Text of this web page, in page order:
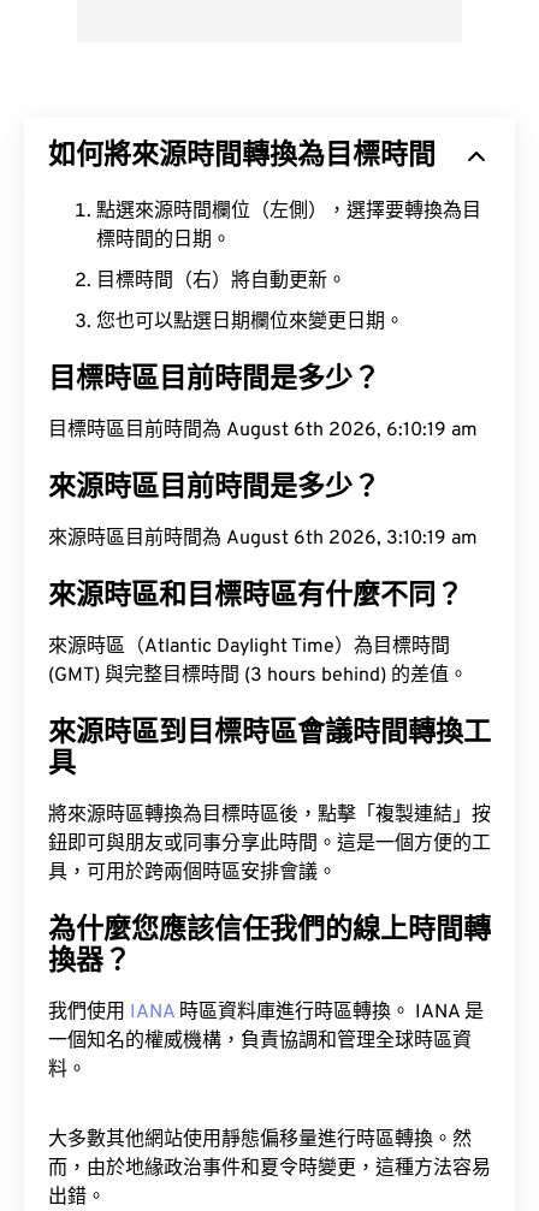
如何將來源時間轉換為目標時間
點選來源時間欄位（左側），選擇要轉換為目
標時間的日期。
目標時間（右）將自動更新。
您也可以點選日期欄位來變更日期。
目標時區目前時間是多少？
目標時區目前時間為 August 6th 2026, 6:10:20 am
來源時區目前時間是多少？
來源時區目前時間為 August 6th 2026, 3:10:20 am
來源時區和目標時區有什麼不同？
來源時區（Atlantic Daylight Time）為目標時間
(GMT) 與完整目標時間 (3 hours behind) 的差值。
來源時區到目標時區會議時間轉換工
具
將來源時區轉換為目標時區後，點擊「複製連結」按
鈕即可與朋友或同事分享此時間。這是一個方便的工
具，可用於跨兩個時區安排會議。
為什麼您應該信任我們的線上時間轉
換器？
我們使用 IANA 時區資料庫進行時區轉換。 IANA 是
一個知名的權威機構，負責協調和管理全球時區資
料。
大多數其他網站使用靜態偏移量進行時區轉換。然
而，由於地緣政治事件和夏令時變更，這種方法容易
出錯。